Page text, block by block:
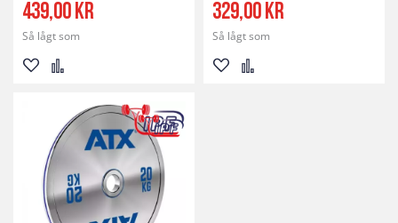
Så lågt som
439,00 kr
Lägg
önskelista
Lägg
i
jämför
Så lågt som
329,00 kr
Lägg Lägg